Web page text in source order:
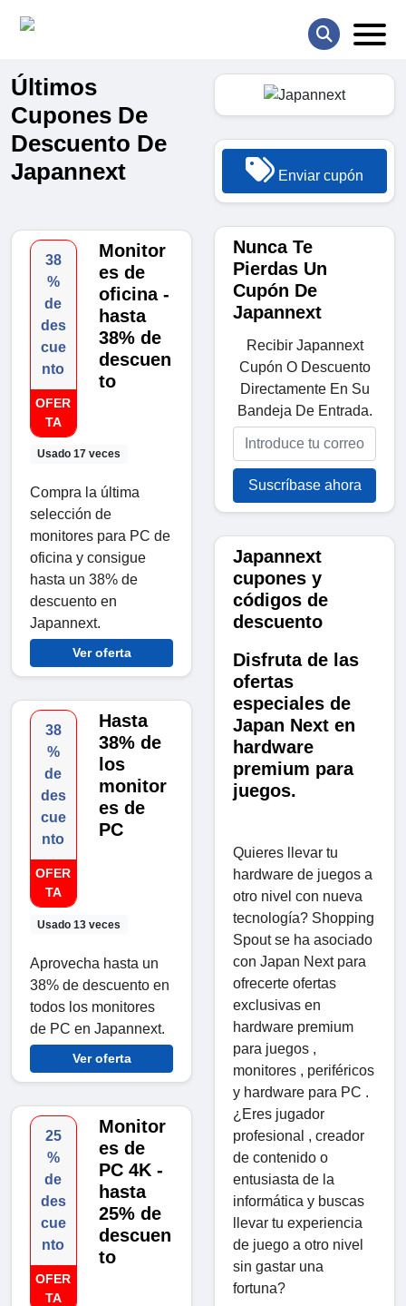
Últimos
Cupones De
Descuento De
Japannext
38
%
de
des
cue
nto
OFER
TA
Usado 17 veces
Monitor
es de
oficina -
hasta
38% de
descuen
to
Compra la última
selección de
monitores para PC de
oficina y consigue
hasta un 38% de
descuento en
Japannext.
Ver oferta
38
%
de
des
cue
nto
OFER
TA
Usado 13 veces
Hasta
38% de
los
monitor
es de
PC
Aprovecha hasta un
38% de descuento en
todos los monitores
de PC en Japannext.
Ver oferta
25
%
de
des
cue
nto
OFER
TA
Monitor
es de
PC 4K -
hasta
25% de
descuen
to
Enviar cupón
Nunca Te
Pierdas Un
Cupón De
Japannext
Recibir Japannext
Cupón O Descuento
Directamente En Su
Bandeja De Entrada.
Suscríbase ahora
Japannext
cupones y
códigos de
descuento
Disfruta de las
ofertas
especiales de
Japan Next en
hardware
premium para
juegos.
Quieres llevar tu
hardware de juegos a
otro nivel con nueva
tecnología? Shopping
Spout se ha asociado
con Japan Next para
ofrecerte ofertas
exclusivas en
hardware premium
para juegos ,
monitores , periféricos
y hardware para PC .
¿Eres jugador
profesional , creador
de contenido o
entusiasta de la
informática y buscas
llevar tu experiencia
de juego a otro nivel
sin gastar una
fortuna?